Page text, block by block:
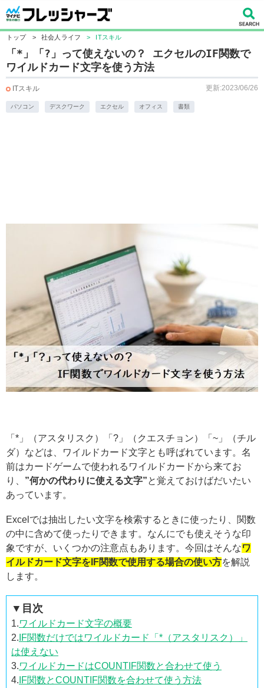
トップ > 社会人ライフ > ITスキル
「*」「?」って使えないの？ エクセルのIF関数で
ワイルドカード文字を使う方法
ITスキル 更新:2023/06/26
パソコン デスクワーク エクセル オフィス 書類
「*」（アスタリスク）「?」（クエスチョン）「~」（チル
ダ）などは、ワイルドカード文字とも呼ばれています。名
前はカードゲームで使われるワイルドカードから来てお
り、 ”何かの代わりに使える文字”と覚えておけばだいたい
あっています。
Excelでは抽出したい文字を検索するときに使ったり、関数
の中に含めて使ったりできます。なんにでも使えそうな印
象ですが、いくつかの注意点もあります。今回はそんなワ
イルドカード文字をIF関数で使用する場合の使い方を解説
します。
▼目次
1.ワイルドカード文字の概要
2. IF関数だけではワイルドカード「*（アスタリスク）」
は使えない
3.ワイルドカードはCOUNTIF関数と合わせて使う
4. IF関数とCOUNTIF関数を合わせて使う方法